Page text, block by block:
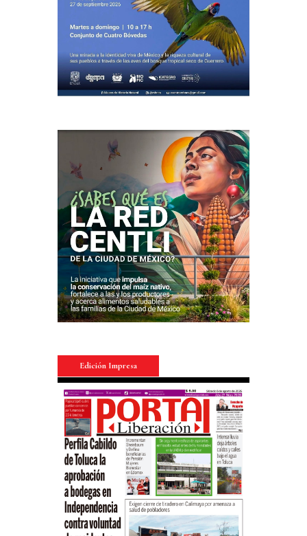
Edición Impresa